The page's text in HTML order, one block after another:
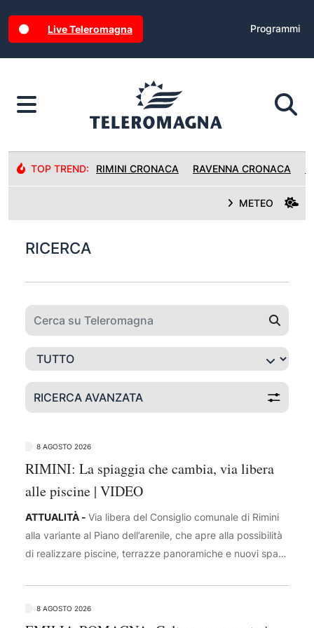
Live Teleromagna Programmi
TOP TREND: RIMINI CRONACA RAVENNA CRONACA
METEO
RICERCA
RICERCA AVANZATA
8 AGOSTO 2026
RIMINI: La spiaggia che cambia, via libera
alle piscine | VIDEO
ATTUALITÀ - Via libera del Consiglio comunale di Rimini
alla variante al Piano dell’arenile, che apre alla possibilità
di realizzare piscine, terrazze panoramiche e nuovi spazi
stato approvato con 17 voti favorevoli, cinque contrari e
sette astenuti. Tra le principali novità, anche le micro-
8 AGOSTO 2026